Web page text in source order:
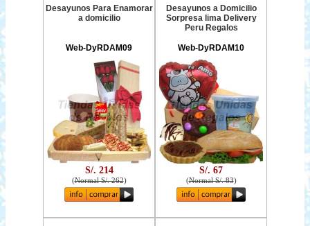
Desayunos Para Enamorar
a domicilio
Web-DyRDAM09
S/. 214
(Normal S/. 262)
Desayunos a Domicilio
Sorpresa lima Delivery
Peru Regalos
Web-DyRDAM10
S/. 67
(Normal S/. 83)